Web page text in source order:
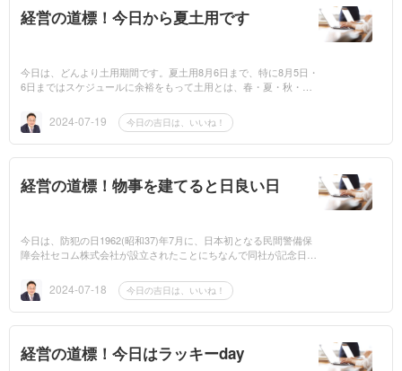
経営の道標！今日から夏土用です
今日は、どんより土用期間です。夏土用8月6日まで、特に8月5日・
6日まではスケジュールに余裕をもって土用とは、春・夏・秋・冬
用の間は…気候...
2024-07-19 今日の吉日は、いいね！
経営の道標！物事を建てると日良い日
今日は、防犯の日1962(昭和37)年7月に、日本初となる民間警備保
障会社セコム株式会社が設立されたことにちなんで同社が記念日を
ね！」探し するの...
2024-07-18 今日の吉日は、いいね！
経営の道標！今日はラッキーday